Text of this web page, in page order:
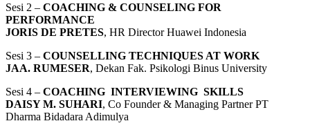
Sesi 2 – COACHING & COUNSELING FOR
PERFORMANCE
JORIS DE PRETES, HR Director Huawei Indonesia
Sesi 3 – COUNSELLING TECHNIQUES AT WORK
JAA. RUMESER, Dekan Fak. Psikologi Binus University
Sesi 4 – COACHING INTERVIEWING SKILLS
DAISY M. SUHARI, Co Founder & Managing Partner PT
Dharma Bidadara Adimulya